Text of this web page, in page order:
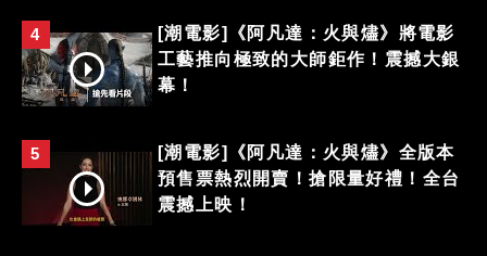
4
[潮電影]《阿凡達：火與燼》將電影
工藝推向極致的大師鉅作！震撼大銀
幕！
5
[潮電影]《阿凡達：火與燼》全版本
預售票熱烈開賣！搶限量好禮！全台
震撼上映！